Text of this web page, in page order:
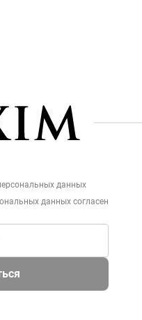
данных
данных согласен